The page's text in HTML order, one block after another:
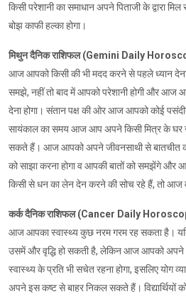
किसी परेशानी का समाधान अपने पिताजी के द्वारा
बोझ काफी हल्का होगा।
मिथुन दैनिक राशिफल (Gemini Daily
आज आपको किसी की भी मदद करने से पहले ध्यान देना
समझे, नहीं तो बाद में आपको परेशानी होगी और आज
देना होगा। संतान पक्ष की ओर आज आपको कोई
सायंकाल का समय आज आप अपने किसी मित्र के घर
सकते हैं। आज आपको अपने जीवनसाथी से बातचीत
को साझा करना होगा व आपकी बातों को समझेंगे और
किसी से धन का लेन देन करने की सोच रहे हैं, तो आज
कर्क दैनिक राशिफल (Cancer Daily
आज आपका स्वास्थ्य कुछ नरम गरम रह सकता है।
उसमें और वृद्धि हो सकती है, लेकिन आज आपको
स्वास्थ्य के प्रति भी सचेत रहना होगा, इसलिए योग
अपने इस कष्ट से बाहर निकल सकते हैं। विद्यार्थियों